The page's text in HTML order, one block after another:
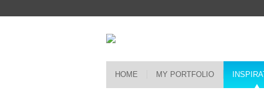
HOME MY PORTFOLIO